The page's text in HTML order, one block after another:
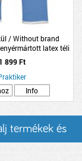
/ Without brand
latex téli
Eco' 10
1 899 Ft
Info
termékek és